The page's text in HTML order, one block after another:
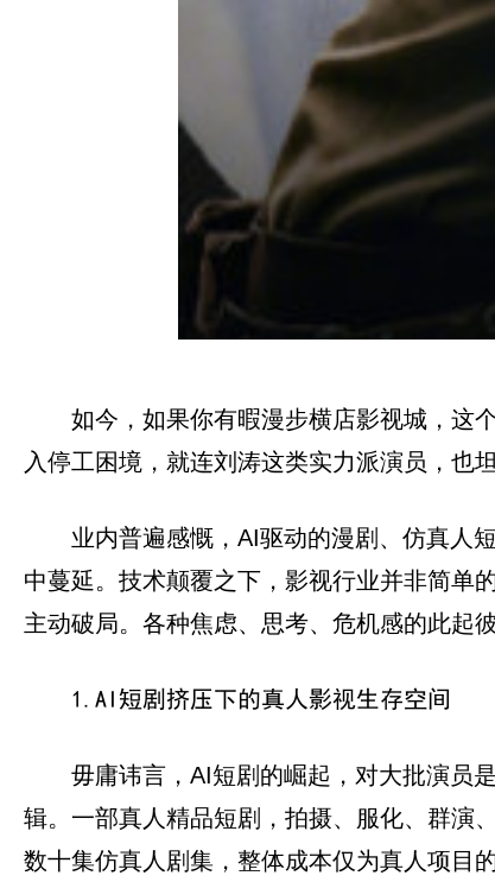
如今，如果你有暇漫步横店影视城，这
入停工困境，就连刘涛这类实力派演员，也
业内普遍感慨，AI驱动的漫剧、仿真人
中蔓延。技术颠覆之下，影视行业并非简单
主动破局。各种焦虑、思考、危机感的此起
1.AI短剧挤压下的真人影视生存空间
毋庸讳言，AI短剧的崛起，对大批演员
辑。一部真人精品短剧，拍摄、服化、群演
数十集仿真人剧集，整体成本仅为真人项目